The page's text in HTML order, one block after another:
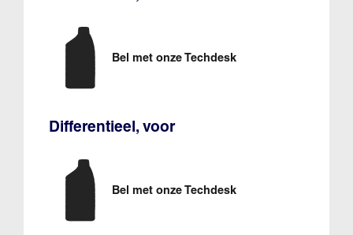
Bel met onze Techdesk
Differentieel, voor
Bel met onze Techdesk